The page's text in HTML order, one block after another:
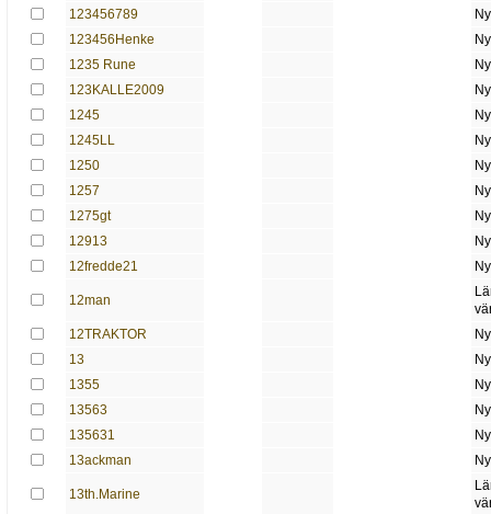
123456789
123456Henke
1235 Rune
123KALLE2009
1245
1245LL
1250
1257
1275gt
12913
12fredde21
12man
12TRAKTOR
13
1355
13563
135631
13ackman
13th.Marine